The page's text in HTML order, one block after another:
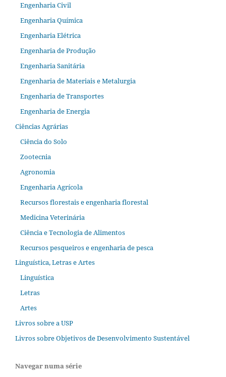
Engenharia Civil
Engenharia Química
Engenharia Elétrica
Engenharia de Produção
Engenharia Sanitária
Engenharia de Materiais e Metalurgia
Engenharia de Transportes
Engenharia de Energia
Ciências Agrárias
Ciência do Solo
Zootecnia
Agronomia
Engenharia Agrícola
Recursos florestais e engenharia florestal
Medicina Veterinária
Ciência e Tecnologia de Alimentos
Recursos pesqueiros e engenharia de pesca
Linguística, Letras e Artes
Linguística
Letras
Artes
Livros sobre a USP
Livros sobre Objetivos de Desenvolvimento Sustentável
Navegar numa série